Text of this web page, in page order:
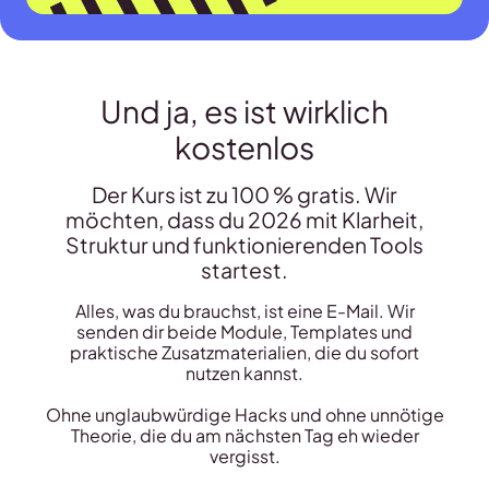
Und ja, es ist wirklich
kostenlos
Der Kurs ist zu 100 % gratis. Wir
möchten, dass du 2026 mit Klarheit,
Struktur und funktionierenden Tools
startest.
Alles, was du brauchst, ist eine E-Mail. Wir
senden dir beide Module, Templates und
praktische Zusatzmaterialien, die du sofort
nutzen kannst.
Ohne unglaubwürdige Hacks und ohne unnötige
Theorie, die du am nächsten Tag eh wieder
vergisst.